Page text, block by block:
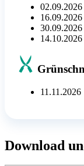
02.09.2026
16.09.2026
30.09.2026
14.10.2026
11.11.2026
Download